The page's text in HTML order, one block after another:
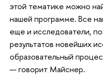
этой тематике можно
нашей программе. Все
еще и исследователи,
результатов новейших
образовательный
— говорит Майснер.